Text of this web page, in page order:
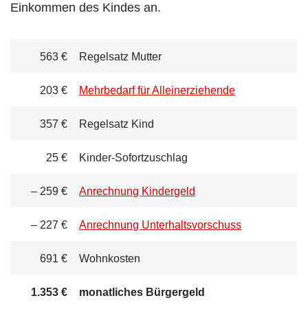
Einkommen des Kindes an.
563 € Regelsatz Mutter
203 € Mehrbedarf für Alleinerziehende
357 € Regelsatz Kind
25 € Kinder-Sofortzuschlag
– 259 € Anrechnung Kindergeld
– 227 € Anrechnung Unterhaltsvorschuss
691 € Wohnkosten
1.353 € monatliches Bürgergeld